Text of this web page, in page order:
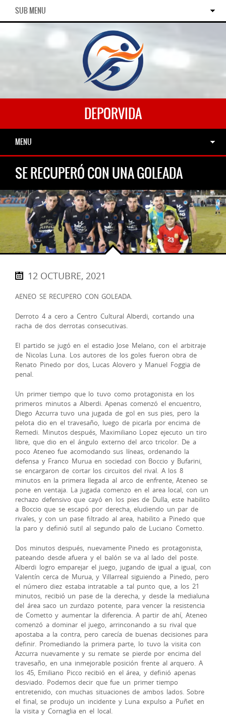
SUB MENU
DEPORVIDA
MENU
SE RECUPERÓ CON UNA GOLEADA
12 OCTUBRE, 2021
AENEO SE RECUPERO CON GOLEADA.
Derroto 4 a cero a Centro Cultural Alberdi, cortando una
racha de dos derrotas consecutivas.
El partido se jugó en el estadio Jose Melano, con el arbitraje
de Nicolas Luna. Los autores de los goles fueron obra de
Renato Pinedo por dos, Lucas Alovero y Manuel Foggia de
penal.
Un primer tiempo que lo tuvo como protagonista en los
primeros minutos a Alberdi. Apenas comenzó el encuentro,
Diego Azcurra tuvo una jugada de gol en sus pies, pero la
pelota dio en el travesaño, luego de picarla por encima de
Remedi. Minutos después, Maximiliano Lopez ejecuto un tiro
libre, que dio en el ángulo externo del arco tricolor. De a
poco Ateneo fue acomodando sus líneas, ordenando la
defensa y Franco Murua en sociedad con Boccio y Bufarini,
se encargaron de cortar los circuitos del rival. A los 8
minutos en la primera llegada al arco de enfrente, Ateneo se
pone en ventaja. La jugada comenzo en el area local, con un
rechazo defensivo que cayó en los pies de Dulla, este habilito
a Boccio que se escapó por derecha, eludiendo un par de
rivales, y con un pase filtrado al area, habilito a Pinedo que
la paro y definió sutil al segundo palo de Luciano Cometto.
Dos minutos después, nuevamente Pinedo es protagonista,
pateando desde afuera y el balón se va al lado del poste.
Alberdi logro emparejar el juego, jugando de igual a igual, con
Valentín cerca de Murua, y Villarreal siguiendo a Pinedo, pero
el número diez estaba intratable a tal punto que, a los 21
minutos, recibió un pase de la derecha, y desde la medialuna
del área saco un zurdazo potente, para vencer la resistencia
de Cometto y aumentar la diferencia. A partir de ahí, Ateneo
comenzó a dominar el juego, arrinconando a su rival que
apostaba a la contra, pero carecía de buenas decisiones para
definir. Promediando la primera parte, lo tuvo la visita con
Azcurra nuevamente y su remate se pierde por encima del
travesaño, en una inmejorable posición frente al arquero. A
los 45, Emiliano Picco recibió en el área, y definió apenas
desviado. Podemos decir que fue un primer tiempo
entretenido, con muchas situaciones de ambos lados. Sobre
el final, se produjo un incidente y Luna expulso a Puñet en
la visita y Cornaglia en el local.